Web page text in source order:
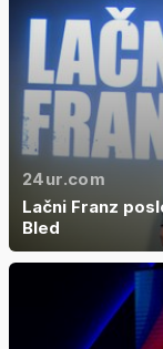
24ur.com
Lačni Franz
Bled